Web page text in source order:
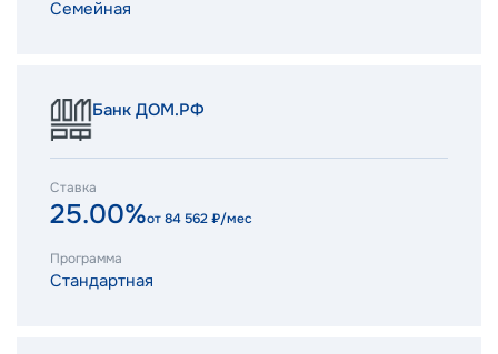
Семейная
Банк ДОМ.РФ
Ставка
25.00%от84 562₽/мес
Программа
Стандартная